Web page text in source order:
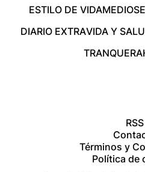
ESTILO DE VIDAMEDIOS
DIARIO EXTRAVIDA Y
TRANQUERA
RSS
Términos y
Política de